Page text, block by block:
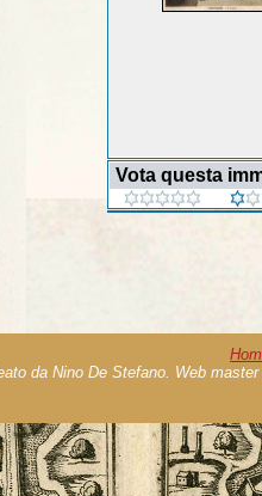
Vota questa
da Nino De Stefano. Web